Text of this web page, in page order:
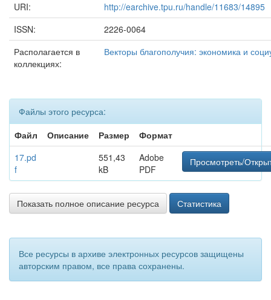
URI:
http://earchive.tpu.ru/handle/11683/14895
ISSN:
2226-0064
Располагается в
коллекциях:
Векторы благополучия: экономика и
Файлы этого ресурса:
Файл
Описание Размер
Формат
17.pd
f
551,43
kB
Adobe
PDF
Просмотреть/
Показать полное описание ресурса Статистика
Все ресурсы в архиве электронных ресурсов защищены
авторским правом, все права сохранены.